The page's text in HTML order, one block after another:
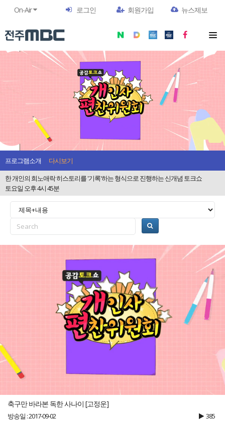
On-Air 로그인 회원가입 뉴스제보
프로그램소개
다시보기
한 개인의 희노애락 히스토리를 '기록'하는 형식으로 진행하는 신개념 토크쇼
토요일 오후 4시 45분
축구만 바라본 독한 사나이 [고정운]
방송일 : 2017-09-02 385